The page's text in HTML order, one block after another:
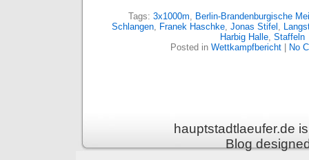
Tags: 3x1000m, Berlin-Brandenburgische
Schlangen, Franek Haschke, Jonas Stifel ,
Harbig Halle, Staffeln
Posted in Wettkampfbericht No
hauptstadtlaeufer.de
Blog